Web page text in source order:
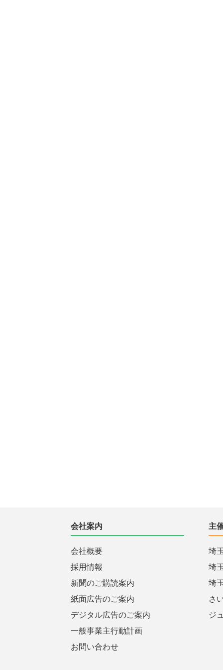
会社案内
会社概要
採用情報
新聞のご購読案内
紙面広告のご案内
デジタル広告のご案内
一般事業主行動計画
お問い合わせ
主
埼
埼
埼
さ
ジ